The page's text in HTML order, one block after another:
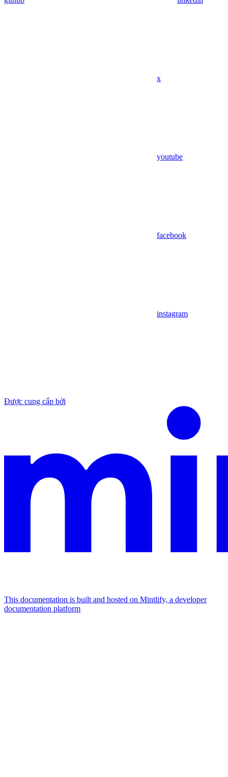
x
youtube
facebook
instagram
Được cung cấp bởi
This documentation is built and hosted on Mintlify, a developer
documentation platform